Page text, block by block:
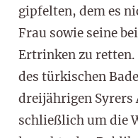
gipfelten, dem es
Frau sowie seine
Ertrinken zu retten.
des türkischen
dreijährigen
schließlich um die